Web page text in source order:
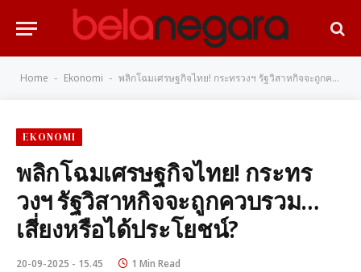
Home - Ekonomi - พลิกโฉมเศรษฐกิจไทย! กระทรวงฯ รัฐวิสาหกิจจะถูกควบรวม…เสี่ยงหรือได้ประโยชน์?
EKONOMI
พลิกโฉมเศรษฐกิจไทย! กระทร
วงฯ รัฐวิสาหกิจจะถูกควบรวม…
เสี่ยงหรือได้ประโยชน์?
20-09-2025 - 15.45 1 Min Read